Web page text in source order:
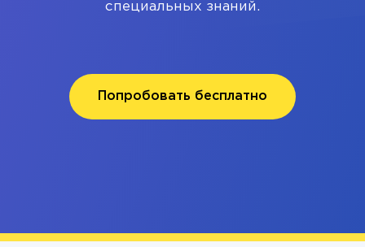
специальных знаний.
Попробовать бесплатно